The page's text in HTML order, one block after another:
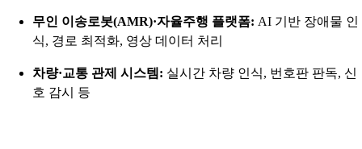
무인 이송로봇(AMR)·자율주행 플랫폼: AI 기반 장애물 인
식, 경로 최적화, 영상 데이터 처리
차량·교통 관제 시스템: 실시간 차량 인식, 번호판 판독, 신
호 감시 등